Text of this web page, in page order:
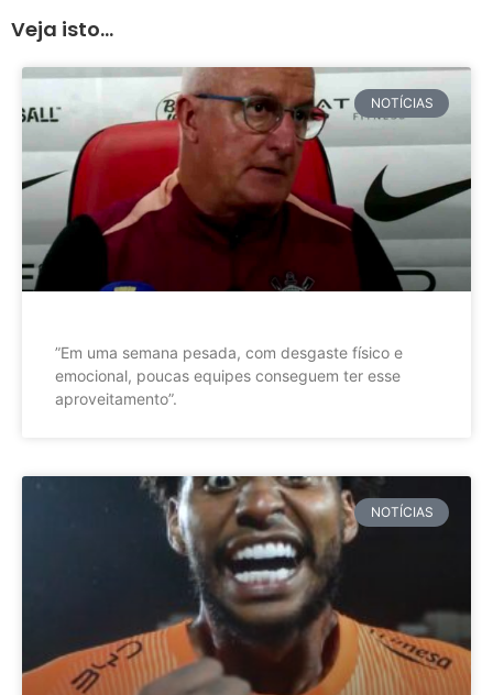
Veja isto...
NOTÍCIAS
”Em uma semana pesada, com desgaste físico e
emocional, poucas equipes conseguem ter esse
aproveitamento”.
NOTÍCIAS